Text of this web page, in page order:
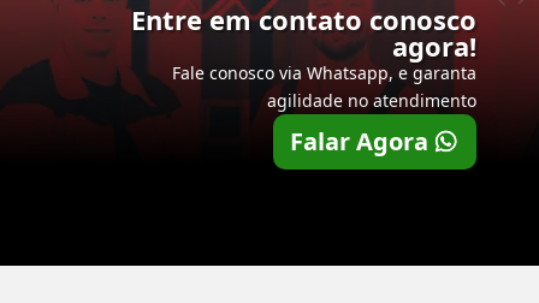
Entre em contato conosco
agora!
Fale conosco via Whatsapp, e garanta
agilidade no atendimento
Falar Agora